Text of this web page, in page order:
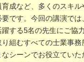
成など、多くのスキル
要です。今回の講演では
する5名の先生にご協
組むすべての士業事務
シーンでお役立ていた